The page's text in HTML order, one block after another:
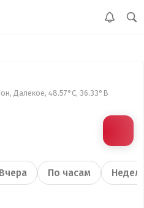
Далекое, 48.57°С, 36.33°В
Вчера По часам